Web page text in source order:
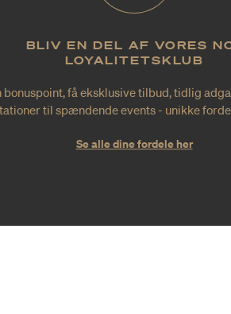
BLIV EN DEL AF VORES
LOYALITETSKLUB
bonuspoint, få eksklusive tilbud, tidlig
til spændende events - unikke
Se alle dine fordele her